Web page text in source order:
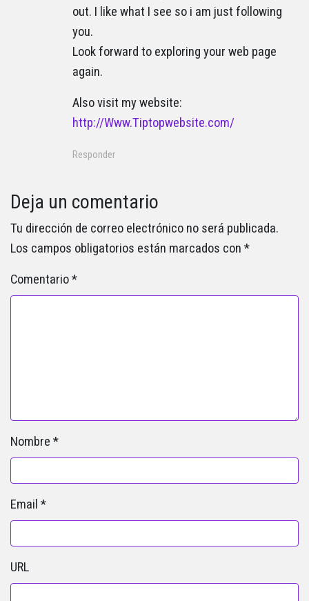
out. I like what I see so i am just following
you.
Look forward to exploring your web page
again.
Also visit my website:
http://Www.Tiptopwebsite.com/
Responder
Deja un comentario
Tu dirección de correo electrónico no será publicada.
Los campos obligatorios están marcados con *
Comentario*
Nombre *
Email *
URL